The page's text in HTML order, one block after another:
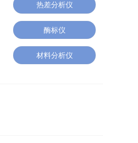
热差分析仪
酶标仪
材料分析仪